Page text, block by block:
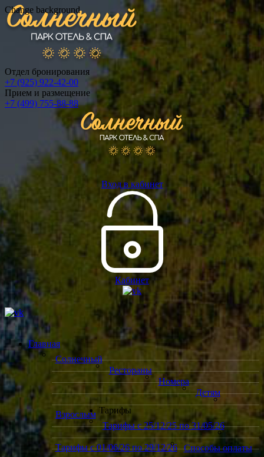
Change background
Отдел бронирования
+7 (925) 922-42-00
Прием и размещение
+7 (499) 755-88-88
Вход в кабинет
Кабинет
Главная
Солнечный
Рестораны
Номера
Детям
Взрослым Тарифы
Тарифы с 25/12/25 по 31/05/26
Тарифы с 01/06/26 по 29/12/26
Способы оплаты